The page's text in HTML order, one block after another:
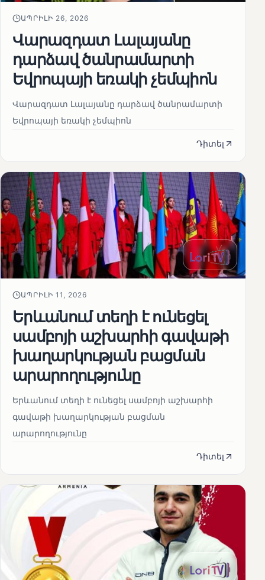
ԱՊՐԻԼԻ 26, 2026
Վարազդատ Լալայանը
դարձավ ծանրամարտի
Եվրոպայի եռակի չեմպիոն
Վարազդատ Լալայանը դարձավ ծանրամարտի
Եվրոպայի եռակի չեմպիոն
Դիտել
ԱՊՐԻԼԻ 11, 2026
Երևանում տեղի է ունեցել
սամբոյի աշխարհի գավաթի
խաղարկության բացման
արարողությունը
Երևանում տեղի է ունեցել սամբոյի աշխարհի
գավաթի խաղարկության բացման
արարողությունը
Դիտել